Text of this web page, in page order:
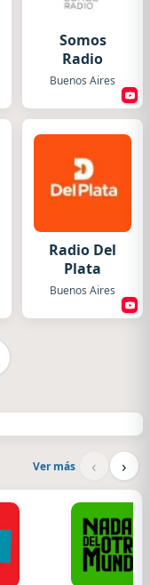
Somos
Radio
Buenos Aires
Radio Del
Plata
Buenos Aires
Ver más ‹ ›